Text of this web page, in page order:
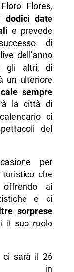
Flores,
dodici date
e prevede
di
dell’anno
gli altri, di
un ulteriore
sempre
la città di
ci
del
per
che
ai
e ci
sorprese
il suo ruolo
ci sarà il 26
in